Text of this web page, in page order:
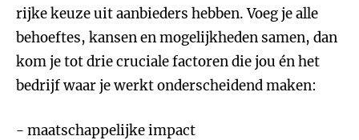
rijke keuze uit aanbieders hebben. Voeg je alle
behoeftes, kansen en mogelijkheden samen, dan
kom je tot drie cruciale factoren die jou én het
bedrijf waar je werkt onderscheidend maken:
- maatschappelijke impact